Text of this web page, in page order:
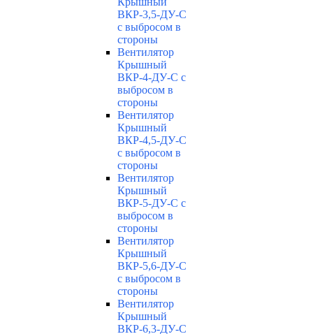
ВКР-3,5-ДУ-С
с выбросом в
стороны
Вентилятор
Крышный
ВКР-4-ДУ-С с
выбросом в
стороны
Вентилятор
Крышный
ВКР-4,5-ДУ-С
с выбросом в
стороны
Вентилятор
Крышный
ВКР-5-ДУ-С с
выбросом в
стороны
Вентилятор
Крышный
ВКР-5,6-ДУ-С
с выбросом в
стороны
Вентилятор
Крышный
ВКР-6,3-ДУ-С